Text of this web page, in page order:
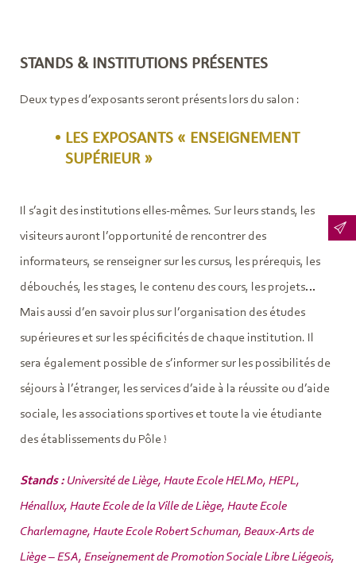
STANDS & INSTITUTIONS PRÉSENTES
Deux types d’exposants seront présents lors du salon :
LES EXPOSANTS « ENSEIGNEMENT
SUPÉRIEUR »
Il s’agit des institutions elles-mêmes. Sur leurs stands, les
visiteurs auront l’opportunité de rencontrer des
informateurs, se renseigner sur les cursus, les prérequis, les
débouchés, les stages, le contenu des cours, les projets…
Mais aussi d’en savoir plus sur l’organisation des études
supérieures et sur les spécificités de chaque institution. Il
sera également possible de s’informer sur les possibilités de
séjours à l’étranger, les services d’aide à la réussite ou d’aide
sociale, les associations sportives et toute la vie étudiante
des établissements du Pôle !
Stands : Université de Liège, Haute Ecole HELMo, HEPL,
Hénallux, Haute Ecole de la Ville de Liège, Haute Ecole
Charlemagne, Haute Ecole Robert Schuman, Beaux-Arts de
Liège – ESA, Enseignement de Promotion Sociale Libre Liégeois,